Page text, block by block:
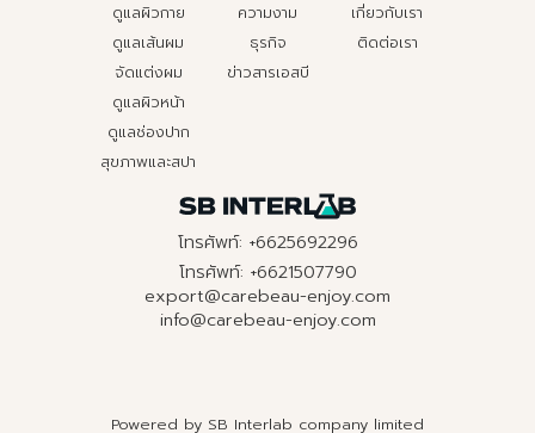
ดูแลผิวกาย
ดูแลเส้นผม
จัดแต่งผม
ดูแลผิวหน้า
ดูแลช่องปาก
สุขภาพและสปา
ความงาม
ธุรกิจ
ข่าวสารเอสบี
เกี่ยวกับเรา
ติดต่อเรา
โทรศัพท์: +6625692296
โทรศัพท์: +6621507790
export@carebeau-enjoy.com
info@carebeau-enjoy.com
Powered by SB Interlab company limited